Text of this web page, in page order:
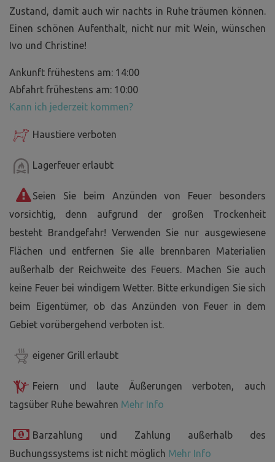
Zustand, damit auch wir nachts in Ruhe träumen können.
Einen schönen Aufenthalt, nicht nur mit Wein, wünschen
Ivo und Christine!
Ankunft frühestens am: 14:00
Abfahrt frühestens am: 10:00
Kann ich jederzeit kommen?
Haustiere verboten
Lagerfeuer erlaubt
Seien Sie beim Anzünden von Feuer besonders
vorsichtig, denn aufgrund der großen Trockenheit
besteht Brandgefahr! Verwenden Sie nur ausgewiesene
Flächen und entfernen Sie alle brennbaren Materialien
außerhalb der Reichweite des Feuers. Machen Sie auch
keine Feuer bei windigem Wetter. Bitte erkundigen Sie sich
beim Eigentümer, ob das Anzünden von Feuer in dem
Gebiet vorübergehend verboten ist.
eigener Grill erlaubt
Feiern und laute Äußerungen verboten, auch
tagsüber Ruhe bewahren Mehr Info
Barzahlung und Zahlung außerhalb des
Buchungssystems ist nicht möglich Mehr Info